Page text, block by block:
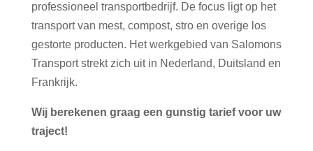
professioneel transportbedrijf. De focus ligt op het
transport van mest, compost, stro en overige los
gestorte producten. Het werkgebied van Salomons
Transport strekt zich uit in Nederland, Duitsland en
Frankrijk.
Wij berekenen graag een gunstig tarief voor uw
traject!